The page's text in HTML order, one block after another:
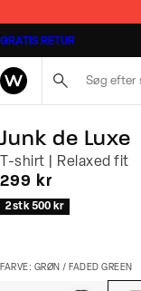
GRATIS RETUR
Junk de Luxe
T-shirt | Relaxed fit
I alt (inkl. rabat)
299 kr
2 stk 500 kr
FARVE: GRØN / FADED GREEN